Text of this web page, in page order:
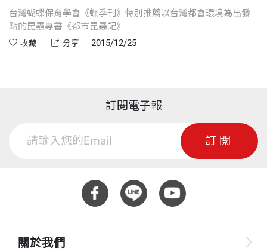
台灣蝴蝶保育學會《蝶季刊》特別推薦以台灣都會環境為出發
點的昆蟲專書《都市昆蟲記》
收藏 分享 2015/12/25
訂閱電子報
訂閱
關於我們